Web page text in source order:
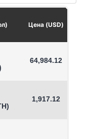
Цена (USD)
64,984.12
1,917.12